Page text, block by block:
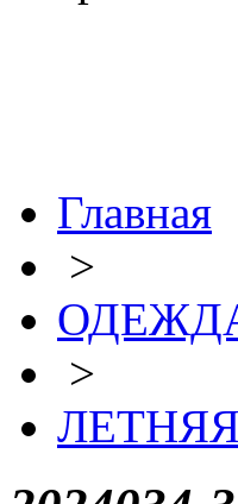
Главная
>
ОДЕЖДА
>
ЛЕТНЯЯ